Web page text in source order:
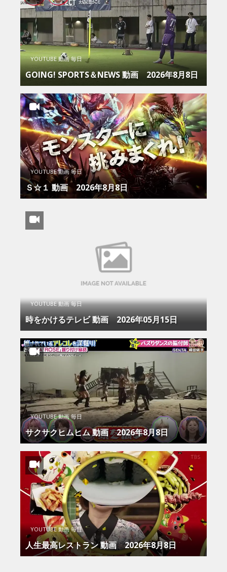
YOUTUBE 動画 毎日
GOING! SPORTS＆NEWS 動画 2026年8月8日
YOUTUBE 動画 毎日
Ｓ☆１ 動画 2026年8月8日
YOUTUBE 動画 毎日
時をかけるテレビ 動画 2026年05月15日
YOUTUBE 動画 毎日
サクサクヒムヒム 動画 2026年8月8日
YOUTUBE 動画 毎日
人生最高レストラン 動画 2026年8月8日